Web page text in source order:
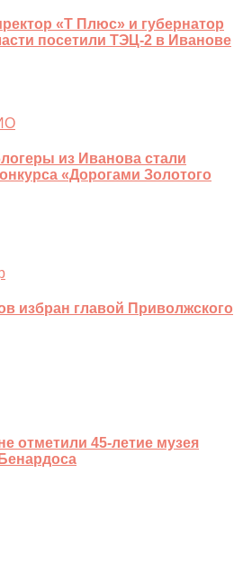
«Т Плюс» и губернатор
посетили ТЭЦ-2 в Иванове
из Иванова стали
«Дорогами Золотого
избран главой Приволжского
отметили 45-летие музея